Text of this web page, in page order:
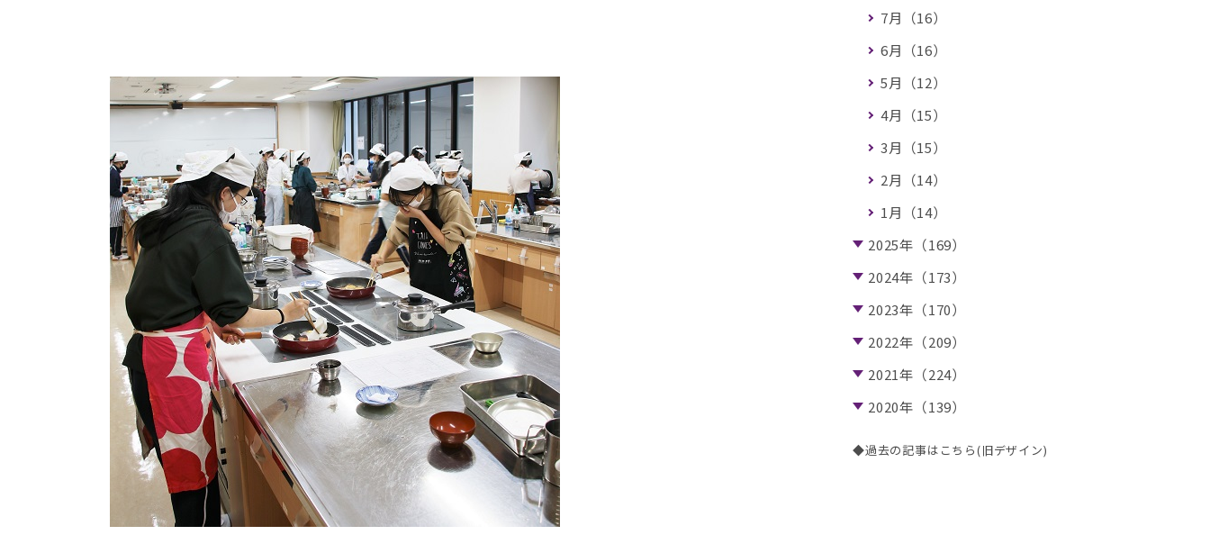
7月（16）
6月（16）
5月（12）
4月（15）
3月（15）
2月（14）
1月（14）
2025年（169）
2024年（173）
2023年（170）
2022年（209）
2021年（224）
2020年（139）
◆過去の記事はこちら(旧デザイン)